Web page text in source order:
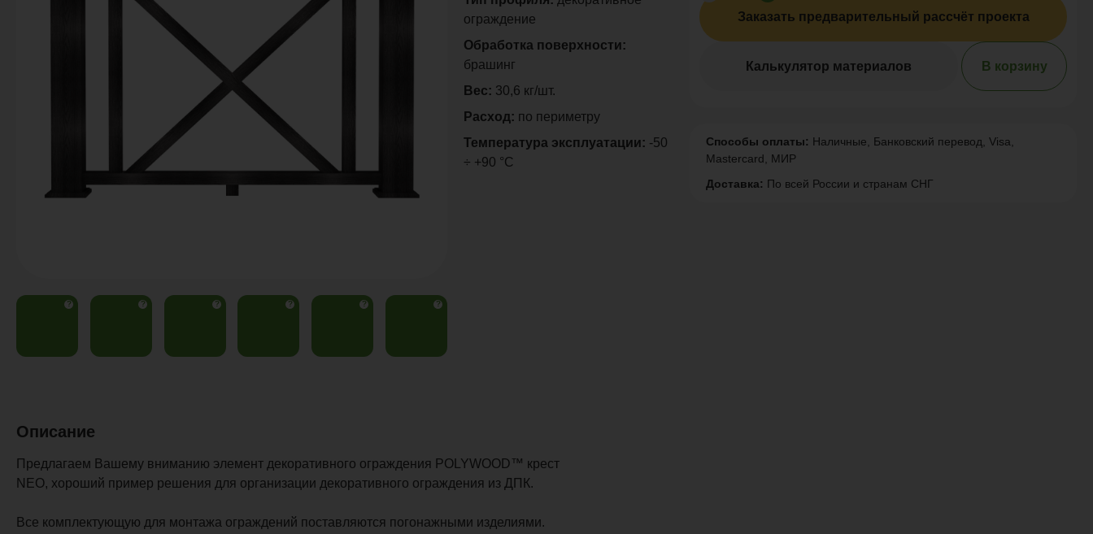
? ? ? ? ? ?
Заказать предварительный рассчёт проекта
Калькулятор материалов В корзину
Способы оплаты: Наличные, Банковский перевод, Visa,
Mastercard, МИР
Доставка: По всей России и странам СНГ
ограждение
Обработка поверхности:
брашинг
Вес: 30,6 кг/шт.
Расход: по периметру
Температура эксплуатации: -50
÷ +90 °C
Описание
Предлагаем Вашему вниманию элемент декоративного ограждения POLYWOOD™ крест
NEO, хороший пример решения для организации декоративного ограждения из ДПК.
Все комплектующую для монтажа ограждений поставляются погонажными изделиями.